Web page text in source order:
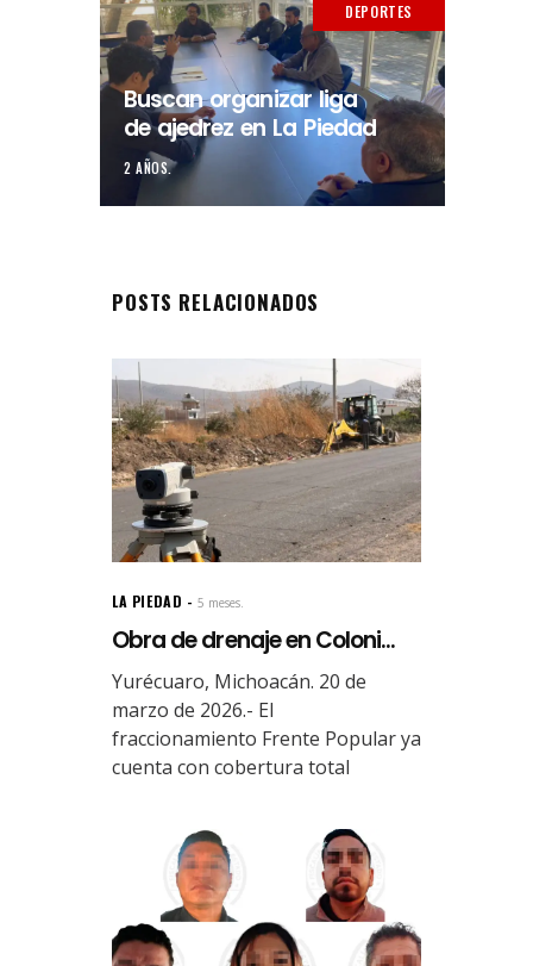
DEPORTES
Buscan organizar liga
de ajedrez en La Piedad
2 AÑOS.
POSTS RELACIONADOS
LA PIEDAD 5 meses.
Obra de drenaje en Coloni...
Yurécuaro, Michoacán. 20 de
marzo de 2026.- El
fraccionamiento Frente Popular ya
cuenta con cobertura total